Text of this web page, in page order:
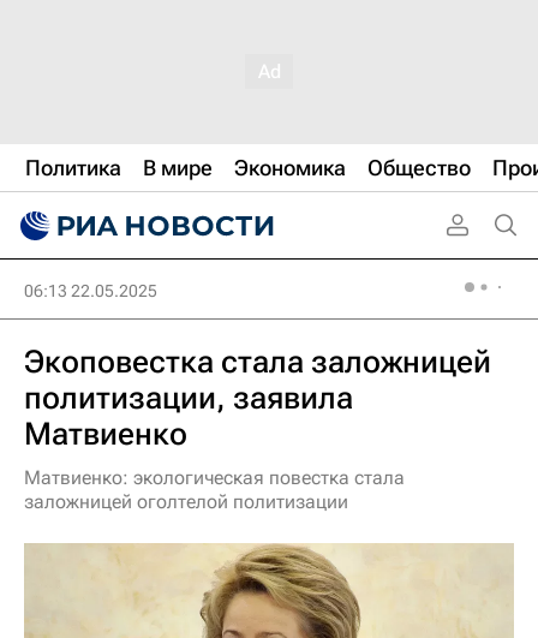
Политика В мире Экономика Общество
06:13 22.05.2025
Экоповестка стала заложницей
политизации, заявила
Матвиенко
Матвиенко: экологическая повестка стала
заложницей оголтелой политизации